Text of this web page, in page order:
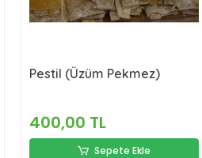
Pestil (Üzüm Pekmez)
400,00 TL
Sepete Ekle